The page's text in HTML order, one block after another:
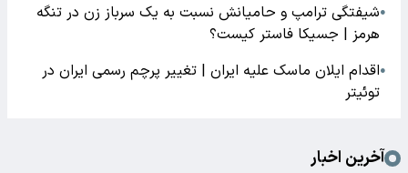
●شیفتگی ترامپ و حامیانش نسبت به یک سرباز زن در تنگه
هرمز | جسیکا فاستر کیست؟
●اقدام ایلان ماسک علیه ایران | تغییر پرچم رسمی ایران در
توئیتر
آخرین اخبار